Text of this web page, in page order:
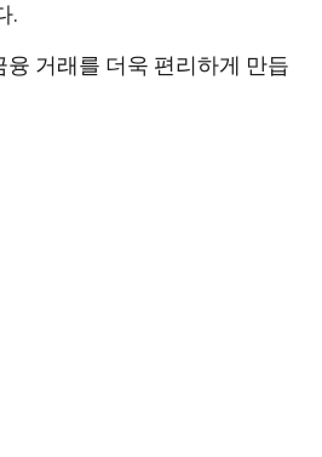
.
융 거래를 더욱 편리하게 만듭